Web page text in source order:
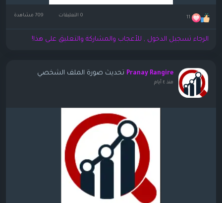
11 0 التعليقات
الرجاء تسجيل الدخول , للأعجاب والمشاركة والتعليق على هذا!
Pranay Rangire تحديث صورة الملف الشخصي
منذ ٤ أيام